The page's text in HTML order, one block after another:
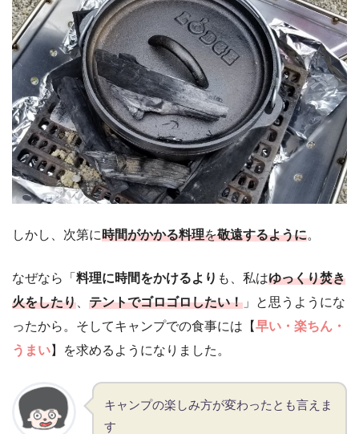
しかし、次第に時間がかかる料理を敬遠するように。
なぜなら「 料理に時間をかけるより も、私はゆっくり焚き
火をしたり
テントでゴロゴロしたい！ 」と思うようにな
ったから。そしてキャンプでの食事には【早い・楽ちん・
うまい】を求めるようになりました。
キャンプの楽しみ方が変わったとも言えま
す